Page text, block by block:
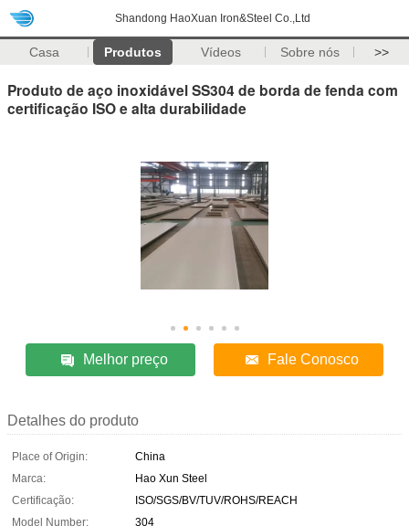
Shandong HaoXuan Iron&Steel Co.,Ltd
Casa Produtos Vídeos Sobre nós >>
Produto de aço inoxidável SS304 de borda de fenda com
certificação ISO e alta durabilidade
Melhor preço Fale Conosco
Detalhes do produto
Place of Origin:
China
Marca:
Hao Xun Steel
Certificação:
ISO/SGS/BV/TUV/ROHS/REACH
Model Number:
304